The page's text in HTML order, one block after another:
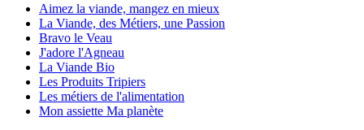
Aimez la viande, mangez en mieux
La Viande, des Métiers, une Passion
Bravo le Veau
J'adore l'Agneau
La Viande Bio
Les Produits Tripiers
Les métiers de l'alimentation
Mon assiette Ma planète